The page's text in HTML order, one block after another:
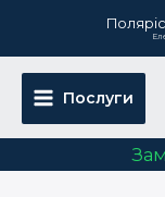
вмісту
Послуги